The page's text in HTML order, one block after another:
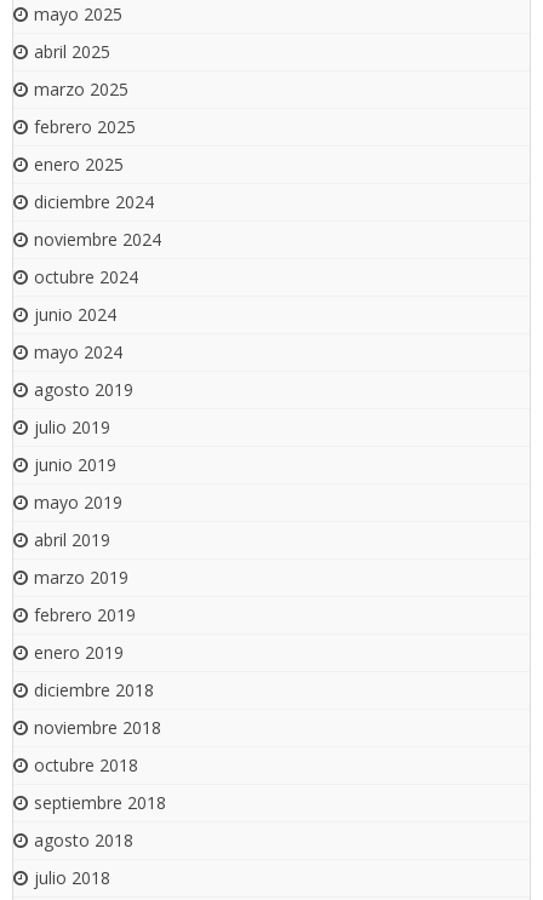
mayo 2025
abril 2025
marzo 2025
febrero 2025
enero 2025
diciembre 2024
noviembre 2024
octubre 2024
junio 2024
mayo 2024
agosto 2019
julio 2019
junio 2019
mayo 2019
abril 2019
marzo 2019
febrero 2019
enero 2019
diciembre 2018
noviembre 2018
octubre 2018
septiembre 2018
agosto 2018
julio 2018